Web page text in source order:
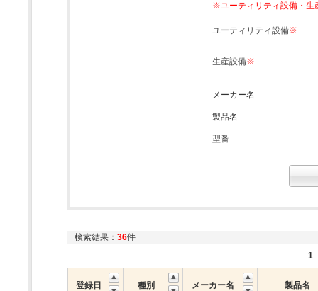
※ユーティリティ設備・生
ユーティリティ設備※
生産設備※
メーカー名
製品名
型番
検索結果： 36件
1
登録日 種別 メーカー名 製品名